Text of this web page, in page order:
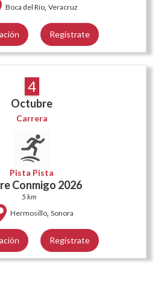
Boca del Río, Veracruz
Regístrate
4
Octubre
Carrera
Pista Pista
Conmigo 2026
5 km
Hermosillo, Sonora
Regístrate